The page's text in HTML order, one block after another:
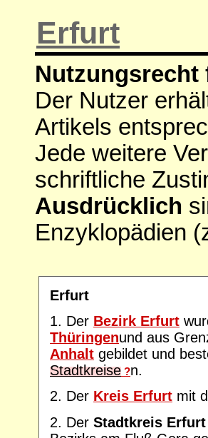
Erfurt
Der Nutzer
Artikels
Jede weitere
schriftliche
Ausdrücklich
Enzyklopädien
Erfurt
1. Der Bezirk Erfurt
Thüringenund aus
Anhalt gebildet und
Stadtkreise ?n.
2. Der Kreis Erfurt mit
2. Der Stadtkreis Erfurt